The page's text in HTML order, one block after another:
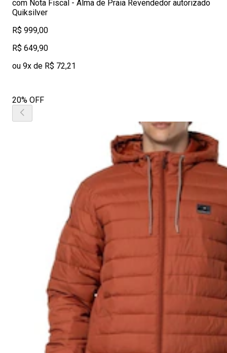
com Nota Fiscal - Alma de Praia Revendedor autorizado
Quiksilver
R$ 999,00
R$ 649,90
ou 9x de R$ 72,21
20% OFF